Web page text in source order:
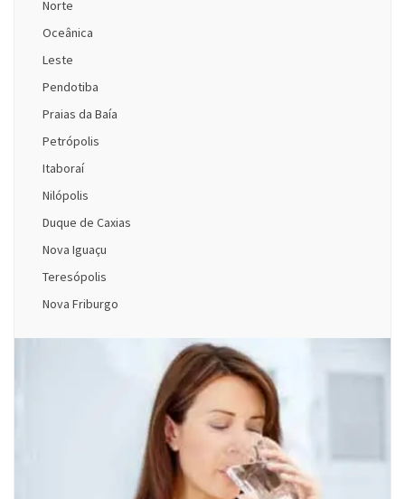
Norte
Oceânica
Leste
Pendotiba
Praias da Baía
Petrópolis
Itaboraí
Nilópolis
Duque de Caxias
Nova Iguaçu
Teresópolis
Nova Friburgo